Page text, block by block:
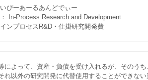
ぴーあーるあんどでぃー
In-Process Research and Development
ンプロセスR&D・仕掛研究開発費
によって、資産・負債を受け入れるが、そのう
れ以外の研究開発に代替使用することができな